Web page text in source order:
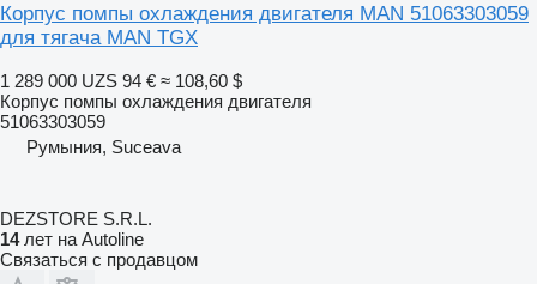
Корпус помпы охлаждения двигателя MAN 51063303059
для тягача MAN TGX
1 289 000 UZS 94 € ≈ 108,60 $
Корпус помпы охлаждения двигателя
51063303059
Румыния, Suceava
DEZSTORE S.R.L.
14лет на Autoline
Связаться с продавцом